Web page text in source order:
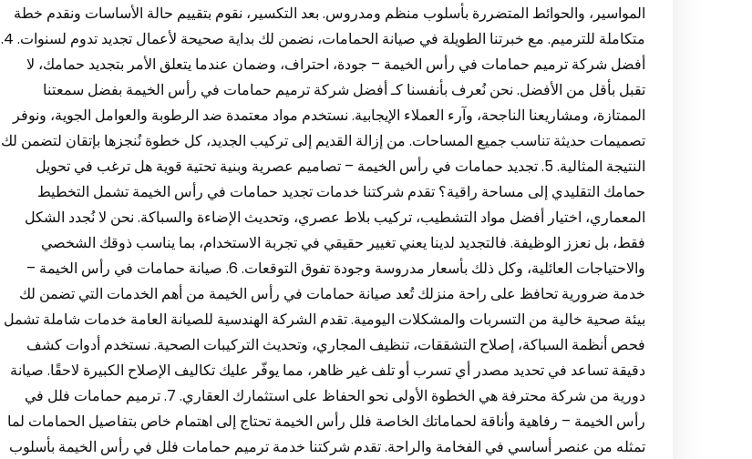
المواسير، والحوائط المتضررة بأسلوب منظم ومدروس. بعد التكسير، نقوم بتقييم حالة الأساسات ونقدم خطة
متكاملة للترميم. مع خبرتنا الطويلة في صيانة الحمامات، نضمن لك بداية صحيحة لأعمال تجديد تدوم لسنوات. 4.
أفضل شركة ترميم حمامات في رأس الخيمة – جودة، احتراف، وضمان عندما يتعلق الأمر بتجديد حمامك، لا
تقبل بأقل من الأفضل. نحن نُعرف بأنفسنا كـ أفضل شركة ترميم حمامات في رأس الخيمة بفضل سمعتنا
الممتازة، ومشاريعنا الناجحة، وآرء العملاء الإيجابية. نستخدم مواد معتمدة ضد الرطوبة والعوامل الجوية، ونوفر
تصميمات حديثة تناسب جميع المساحات. من إزالة القديم إلى تركيب الجديد، كل خطوة نُنجزها بإتقان لتضمن لك
النتيجة المثالية. 5. تجديد حمامات في رأس الخيمة – تصاميم عصرية وبنية تحتية قوية هل ترغب في تحويل
حمامك التقليدي إلى مساحة راقية؟ تقدم شركتنا خدمات تجديد حمامات في رأس الخيمة تشمل التخطيط
المعماري، اختيار أفضل مواد التشطيب، تركيب بلاط عصري، وتحديث الإضاءة والسباكة. نحن لا نُجدد الشكل
فقط، بل نعزز الوظيفة. فالتجديد لدينا يعني تغيير حقيقي في تجربة الاستخدام، بما يناسب ذوقك الشخصي
والاحتياجات العائلية، وكل ذلك بأسعار مدروسة وجودة تفوق التوقعات. 6. صيانة حمامات في رأس الخيمة –
خدمة ضرورية تحافظ على راحة منزلك تُعد صيانة حمامات في رأس الخيمة من أهم الخدمات التي تضمن لك
بيئة صحية خالية من التسربات والمشكلات اليومية. تقدم الشركة الهندسية للصيانة العامة خدمات شاملة تشمل
فحص أنظمة السباكة، إصلاح التشققات، تنظيف المجاري، وتحديث التركيبات الصحية. نستخدم أدوات كشف
دقيقة تساعد في تحديد مصدر أي تسرب أو تلف غير ظاهر، مما يوفّر عليك تكاليف الإصلاح الكبيرة لاحقًا. صيانة
دورية من شركة محترفة هي الخطوة الأولى نحو الحفاظ على استثمارك العقاري. 7. ترميم حمامات فلل في
رأس الخيمة – رفاهية وأناقة لحماماتك الخاصة فلل رأس الخيمة تحتاج إلى اهتمام خاص بتفاصيل الحمامات لما
تمثله من عنصر أساسي في الفخامة والراحة. تقدم شركتنا خدمة ترميم حمامات فلل في رأس الخيمة بأسلوب